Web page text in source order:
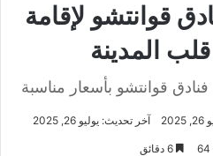
قوانتشو لإقامة
المدينة
قوانتشو بأسعار مناسبة
آخر تحديث: يوليو 26, 2025
64 6 دقائق